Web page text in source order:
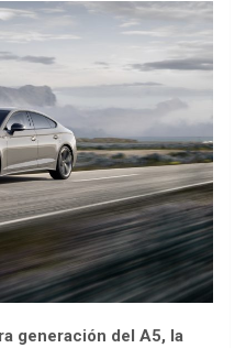
generación del A5, la